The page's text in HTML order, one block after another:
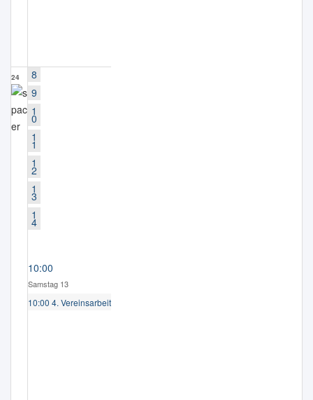
24
8
9
1
0
1
1
1
2
1
3
1
4
10:00
Samstag 13
10:00 4. Vereinsarbeit